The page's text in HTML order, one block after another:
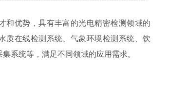
和优势，具有丰富的光电精密检测领域的
质在线检测系统、气象环境检测系统、饮
系统等，满足不同领域的应用需求。